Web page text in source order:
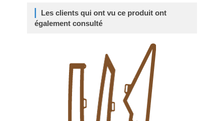
Les clients qui ont vu ce produit ont
également consulté